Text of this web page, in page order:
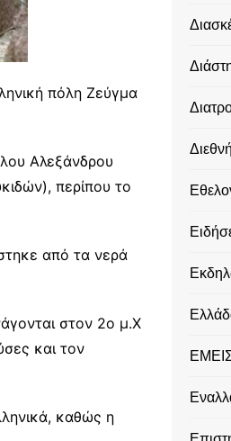
πόλη Ζεύγμα
Αλεξάνδρου
περίπου το
από τα νερά
στον 2ο μ.Χ
και τον
καθώς η
Διεθνή